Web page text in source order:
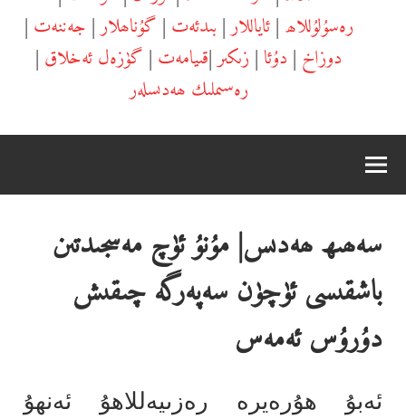
رەسۇلۇللاھ|ئاياللار|بىدئەت|گۇناھلار|جەننەت|
دوزاخ|دۇئا|زىكىر|قىيامەت|گۈزەل ئەخلاق|
رەسىملىك ھەدىسلەر
سەھىھ ھەدىس| مۇنۇ ئۈچ مەسجىدتىن
باشقىسى ئۈچۈن سەپەرگە چىقىش
دۇرۇس ئەمەس
ئەبۇ ھۇرەيرە رەزىيەللاھۇ ئەنھۇ